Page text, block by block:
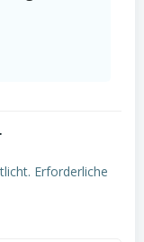
Erforderliche